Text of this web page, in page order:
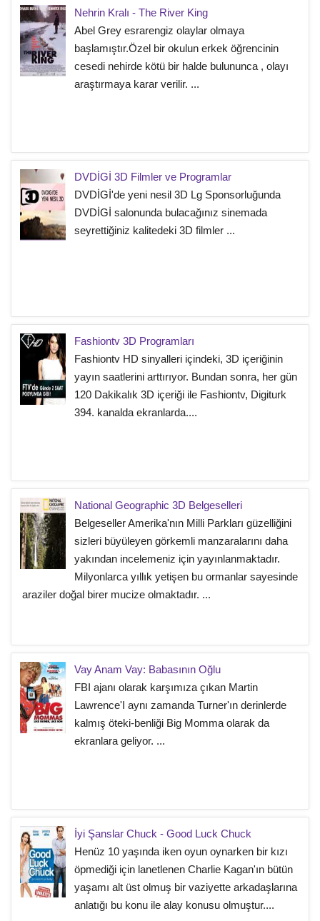
Nehrin Kralı - The River King
Abel Grey esrarengiz olaylar olmaya
başlamıştır.Özel bir okulun erkek öğrencinin
cesedi nehirde kötü bir halde bulununca , olayı
araştırmaya karar verilir. ...
DVDİGİ 3D Filmler ve Programlar
DVDİGİ'de yeni nesil 3D Lg Sponsorluğunda
DVDİGİ salonunda bulacağınız sinemada
seyrettiğiniz kalitedeki 3D filmler ...
Fashiontv 3D Programları
Fashiontv HD sinyalleri içindeki, 3D içeriğinin
yayın saatlerini arttırıyor. Bundan sonra, her gün
120 Dakikalık 3D içeriği ile Fashiontv, Digiturk
394. kanalda ekranlarda....
National Geographic 3D Belgeselleri
Belgeseller Amerika'nın Milli Parkları güzelliğini
sizleri büyüleyen görkemli manzaralarını daha
yakından incelemeniz için yayınlanmaktadır.
Milyonlarca yıllık yetişen bu ormanlar sayesinde
araziler doğal birer mucize olmaktadır. ...
Vay Anam Vay: Babasının Oğlu
FBI ajanı olarak karşımıza çıkan Martin
Lawrence'I aynı zamanda Turner'ın derinlerde
kalmış öteki-benliği Big Momma olarak da
ekranlara geliyor. ...
İyi Şanslar Chuck - Good Luck Chuck
Henüz 10 yaşında iken oyun oynarken bir kızı
öpmediği için lanetlenen Charlie Kagan'ın bütün
yaşamı alt üst olmuş bir vaziyette arkadaşlarına
anlatığı bu konu ile alay konusu olmuştur....